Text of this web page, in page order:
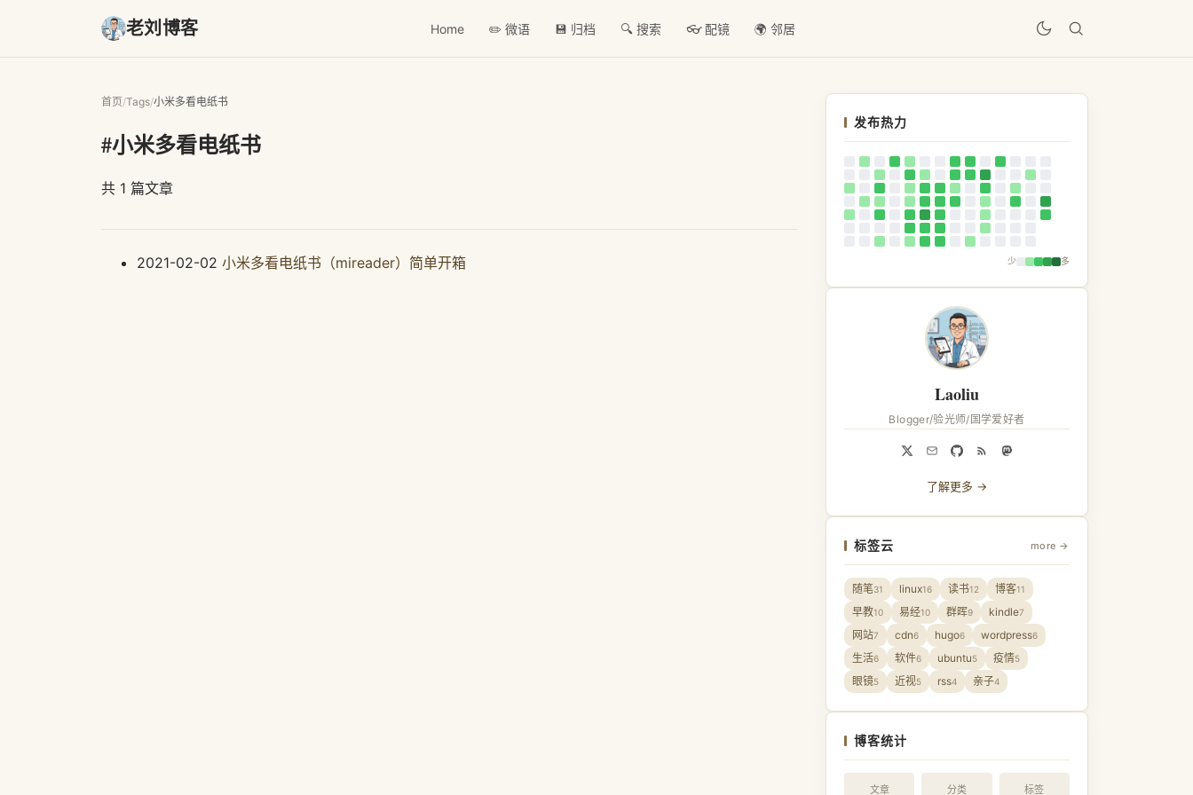
老刘博客 Home ✏️ 微语 💾 归档 🔍 搜索 👓 配镜 🌍 邻居
首页/Tags/小米多看电纸书
#小米多看电纸书
共 1 篇文章
2021-02-02 小米多看电纸书（mireader）简单开箱
发布热力
少 多
Laoliu
Blogger/验光师/国学爱好者
了解更多 →
标签云 more →
随笔31 linux16 读书12 博客11
早教10 易经10 群晖9 kindle7
网站7 cdn6 hugo6 wordpress6
生活6 软件6 ubuntu5 疫情5
眼镜5 近视5 rss4 亲子4
博客统计
文章 分类 标签